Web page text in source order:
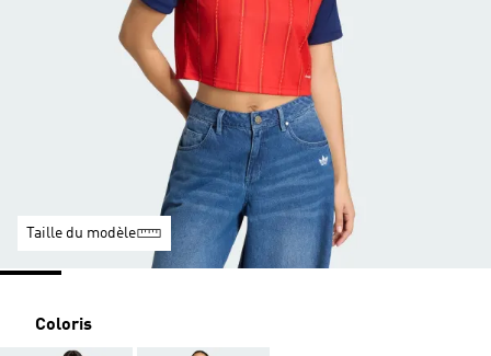
Taille du modèle
Coloris